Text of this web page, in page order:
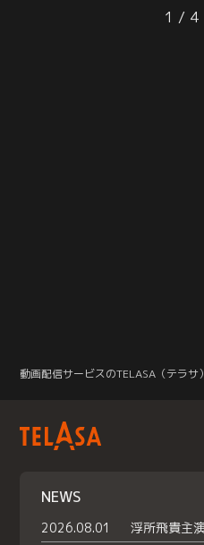
も、江柔の弟である吏部尚書・江河
（ジャン・ハー）の朝廷での立場が
1
動画配信サービスのTELASA（テラサ）
NEWS
2026.08.01